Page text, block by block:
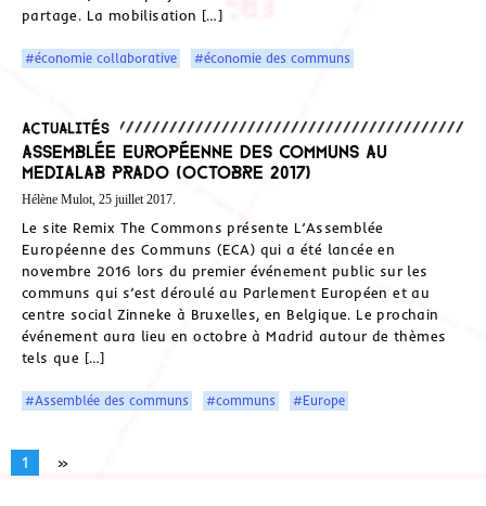
partage. La mobilisation […]
#économie collaborative #économie des communs
Actualités
Assemblée Européenne des communs au
Medialab Prado (octobre 2017)
Hélène Mulot, 25 juillet 2017.
Le site Remix The Commons présente L’Assemblée
Européenne des Communs (ECA) qui a été lancée en
novembre 2016 lors du premier événement public sur les
communs qui s’est déroulé au Parlement Européen et au
centre social Zinneke à Bruxelles, en Belgique. Le prochain
événement aura lieu en octobre à Madrid autour de thèmes
tels que […]
#Assemblée des communs #communs #Europe
1 »